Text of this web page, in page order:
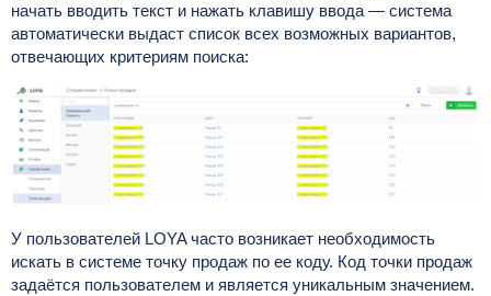
начать вводить текст и нажать клавишу ввода — система
автоматически выдаст список всех возможных вариантов,
отвечающих критериям поиска:
У пользователей LOYA часто возникает необходимость
искать в системе точку продаж по ее коду. Код точки продаж
задаётся пользователем и является уникальным значением.